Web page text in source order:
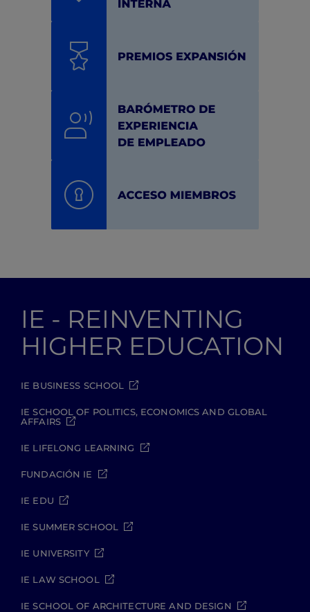
IE - REINVENTING
HIGHER EDUCATION
IE BUSINESS SCHOOL
IE SCHOOL OF POLITICS, ECONOMICS AND GLOBAL
AFFAIRS
IE LIFELONG LEARNING
FUNDACIÓN IE
IE EDU
IE SUMMER SCHOOL
IE UNIVERSITY
IE LAW SCHOOL
IE SCHOOL OF ARCHITECTURE AND DESIGN